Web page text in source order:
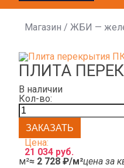
Магазин / ЖБИ —
ПЛИТА
В наличии
Кол-во:
Цена:
21 034 руб.
м²≈ 2 728 ₽/м²цена за